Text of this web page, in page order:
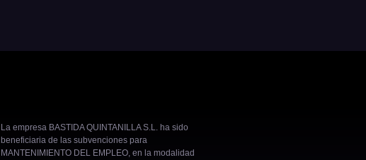
La empresa BASTIDA QUINTANILLA S.L. ha sido
beneficiaria de las subvenciones para
MANTENIMIENTO DEL EMPLEO, en la modalidad